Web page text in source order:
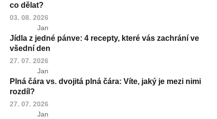
co dělat?
03. 08. 2026
Jan
Jídla z jedné pánve: 4 recepty, které vás zachrání ve
všední den
27. 07. 2026
Jan
Plná čára vs. dvojitá plná čára: Víte, jaký je mezi nimi
rozdíl?
27. 07. 2026
Jan